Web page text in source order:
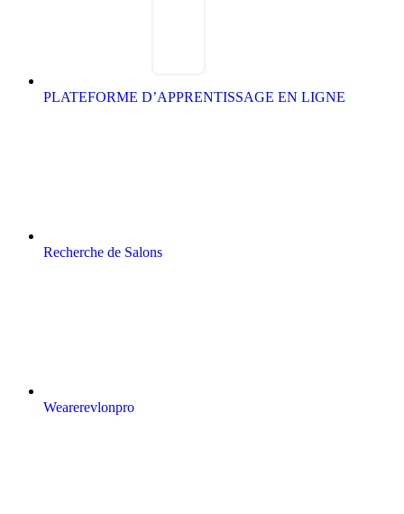
PLATEFORME D’APPRENTISSAGE EN LIGNE
Recherche de Salons
Wearerevlonpro